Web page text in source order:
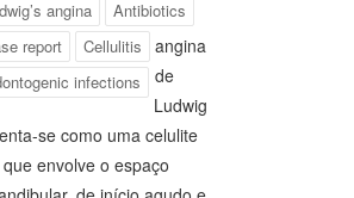
angina
Antibiotics
report
Cellulitis
infections
angina
de
Ludwig
se como uma celulite
envolve o espaço